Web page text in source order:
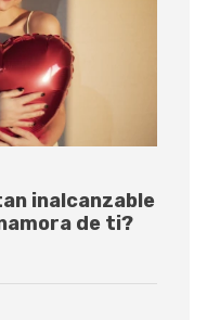
inalcanzable
de ti?